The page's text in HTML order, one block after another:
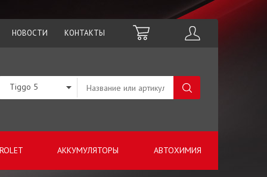
НОВОСТИ КОНТАКТЫ
АККУМУЛЯТОРЫ АВТОХИМИЯ
Tiggo 5